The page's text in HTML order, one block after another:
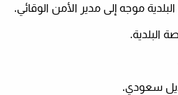
موجه إلى مدير الأمن الوقائي.
البلدية.
سعودي.